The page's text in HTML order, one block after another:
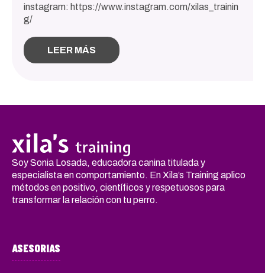
instagram: https://www.instagram.com/xilas_trainin
g/
LEER MÁS
Soy Sonia Losada, educadora canina titulada y
especialista en comportamiento. En Xila’s Training aplico
métodos en positivo, científicos y respetuosos para
transformar la relación con tu perro.
ASESORIAS